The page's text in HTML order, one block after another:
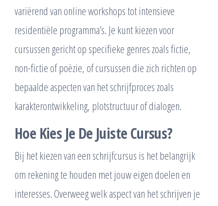
variërend van online workshops tot intensieve
residentiële programma’s. Je kunt kiezen voor
cursussen gericht op specifieke genres zoals fictie,
non-fictie of poëzie, of cursussen die zich richten op
bepaalde aspecten van het schrijfproces zoals
karakterontwikkeling, plotstructuur of dialogen.
Hoe Kies Je De Juiste Cursus?
Bij het kiezen van een schrijfcursus is het belangrijk
om rekening te houden met jouw eigen doelen en
interesses. Overweeg welk aspect van het schrijven je